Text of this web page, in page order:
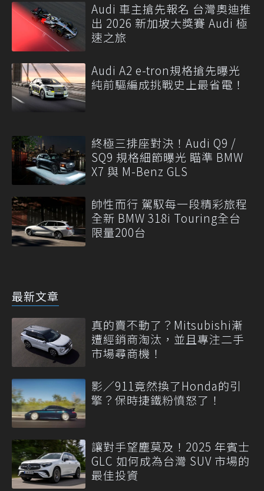
Audi 車主搶先報名 台灣奧迪推
出 2026 新加坡大獎賽 Audi 極
速之旅
Audi A2 e-tron規格搶先曝光
純前驅編成挑戰史上最省電！
終極三排座對決！Audi Q9 /
SQ9 規格細節曝光 瞄準 BMW
X7 與 M-Benz GLS
帥性而行 駕馭每一段精彩旅程
全新 BMW 318i Touring全台
限量200台
最新文章
真的賣不動了？Mitsubishi漸
遭經銷商淘汰，並且專注二手
市場尋商機！
影／911竟然換了Honda的引
擎？保時捷鐵粉憤怒了！
讓對手望塵莫及！2025 年賓士
GLC 如何成為台灣 SUV 市場的
最佳投資